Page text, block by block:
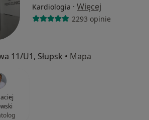
Kardiologia · Więcej
2293 opinie
11/U1, Słupsk • Mapa